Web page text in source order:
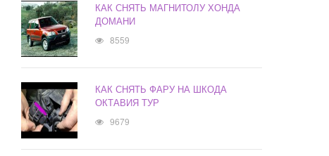
КАК СНЯТЬ МАГНИТОЛУ ХОНДА
ДОМАНИ
8559
КАК СНЯТЬ ФАРУ НА ШКОДА
ОКТАВИЯ ТУР
9679